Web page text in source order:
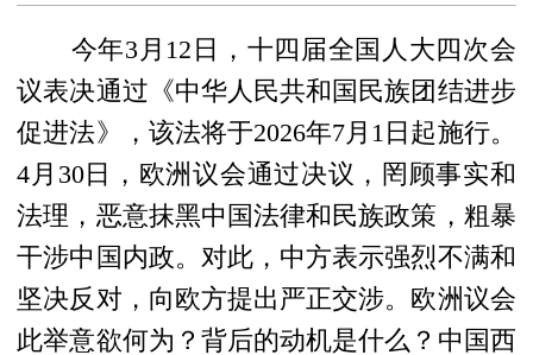
今年3月12日，十四届全国人大四次会
议表决通过《中华人民共和国民族团结进步
促进法》，该法将于2026年7月1日起施行。
4月30日，欧洲议会通过决议，罔顾事实和
法理，恶意抹黑中国法律和民族政策，粗暴
干涉中国内政。对此，中方表示强烈不满和
坚决反对，向欧方提出严正交涉。欧洲议会
此举意欲何为？背后的动机是什么？中国西